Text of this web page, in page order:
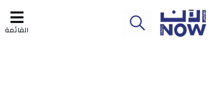
القائمة